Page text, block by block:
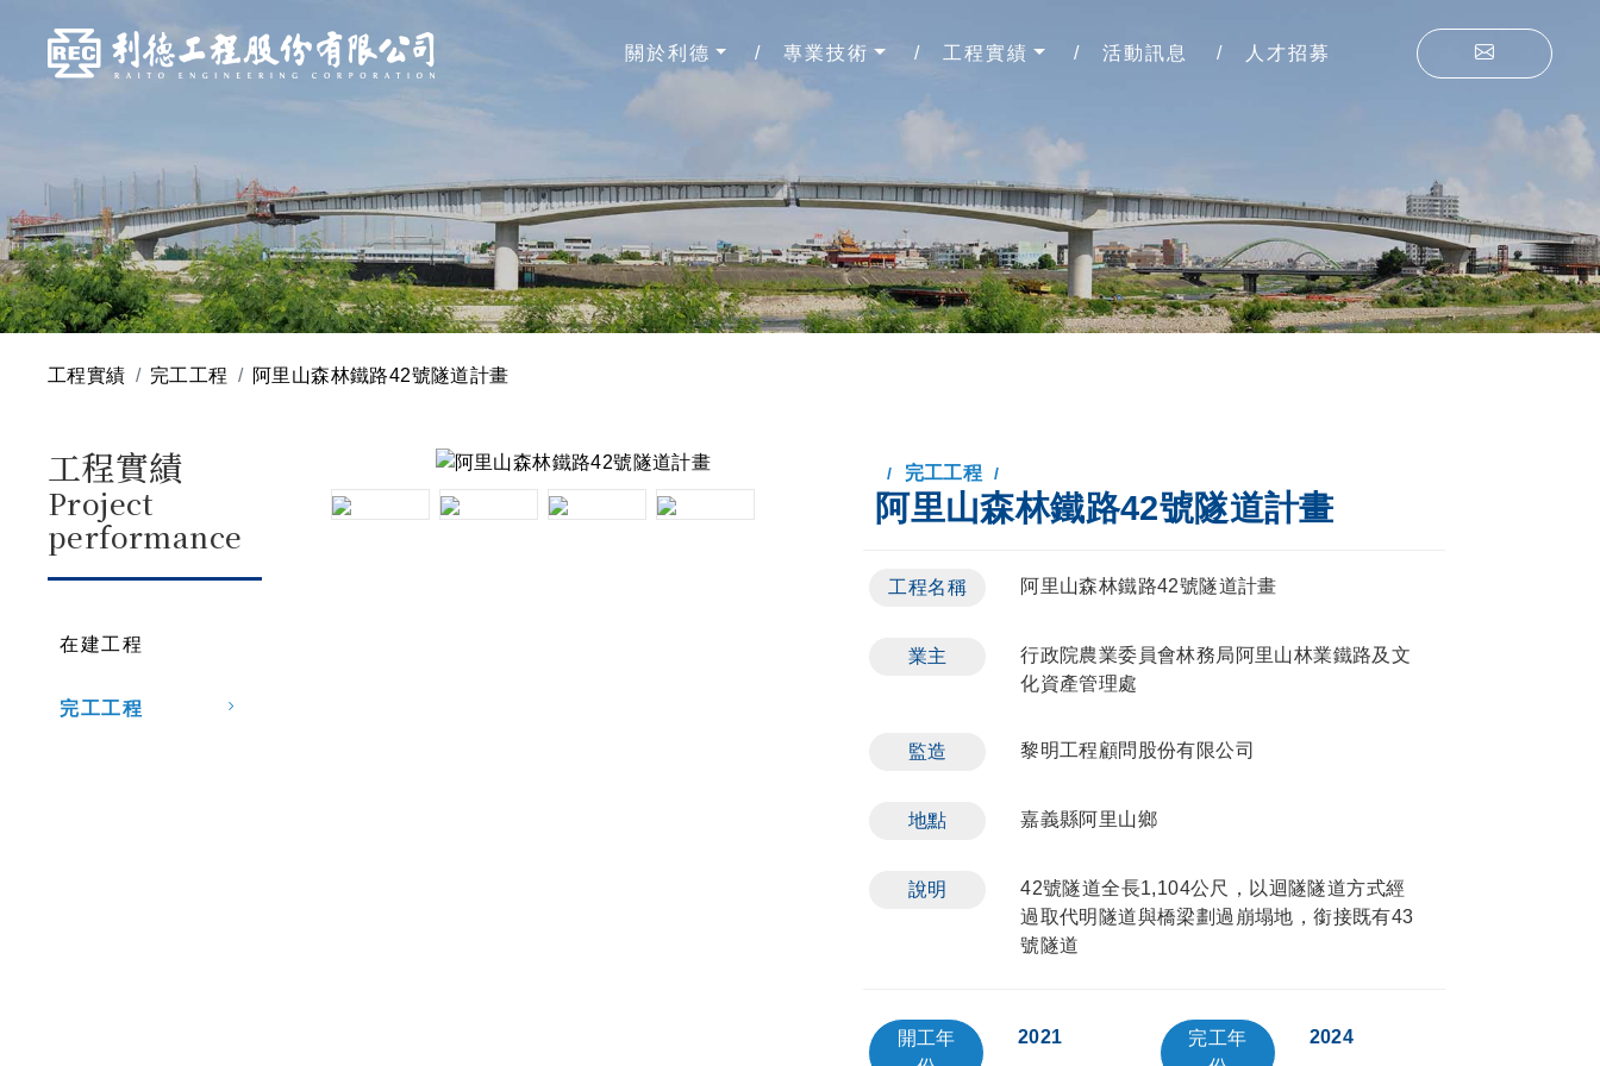
關於利德 專業技術 工程實績 活動訊息 人才招募
工程實績 完工工程 阿里山森林鐵路42號隧道計畫
工程實績
Project
performance
在建工程
完工工程
完工工程
阿里山森林鐵路42號隧道計畫
工程名稱 阿里山森林鐵路42號隧道計畫
業主
行政院農業委員會林務局阿里山林業鐵路及文
化資產管理處
監造 黎明工程顧問股份有限公司
地點 嘉義縣阿里山鄉
說明
42號隧道全長1,104公尺，以迴隧隧道方式經
過取代明隧道與橋梁劃過崩塌地，銜接既有43
號隧道
開工年
2021
完工年
2024